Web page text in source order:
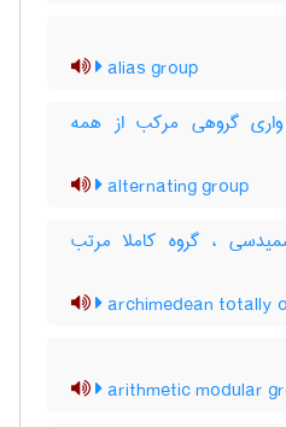
alias group
واری گروهی مرکب از همه
alternating group
، گروه کاملا مرتب
archimedean totally
arithmetic modular